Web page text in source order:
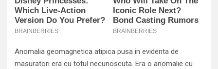
Anomalia geomagnetica atipica pusa in evidenta de
masuratori era cu totul necunoscuta. Era o anomalie cu